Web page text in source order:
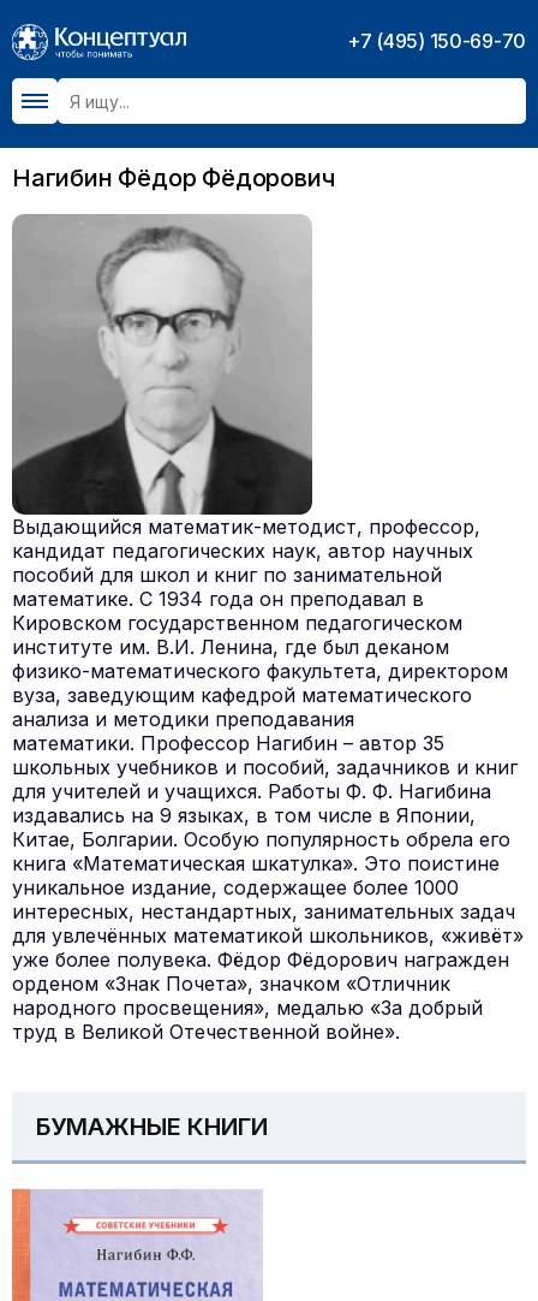
+7 (495) 150-69-70
Нагибин Фёдор Фёдорович
Выдающийся математик-методист, профессор,
кандидат педагогических наук, автор научных
пособий для школ и книг по занимательной
математике. С 1934 года он преподавал в
Кировском государственном педагогическом
институте им. В.И. Ленина, где был деканом
физико-математического факультета, директором
вуза, заведующим кафедрой математического
анализа и методики преподавания
математики. Профессор Нагибин – автор 35
школьных учебников и пособий, задачников и книг
для учителей и учащихся. Работы Ф. Ф. Нагибина
издавались на 9 языках, в том числе в Японии,
Китае, Болгарии. Особую популярность обрела его
книга «Математическая шкатулка». Это поистине
уникальное издание, содержащее более 1000
интересных, нестандартных, занимательных задач
для увлечённых математикой школьников, «живёт»
уже более полувека. Фёдор Фёдорович награжден
орденом «Знак Почета», значком «Отличник
народного просвещения», медалью «За добрый
труд в Великой Отечественной войне».
БУМАЖНЫЕ КНИГИ